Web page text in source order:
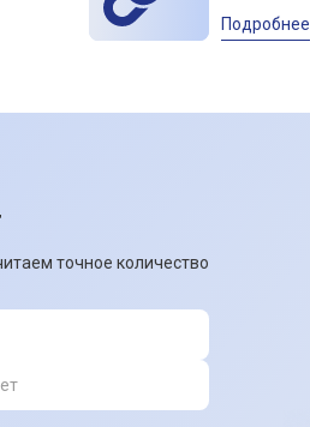
Подробнее
точное количество